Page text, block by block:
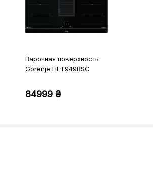
Варочная поверхность
Gorenje HET949BSC
84999 ₴